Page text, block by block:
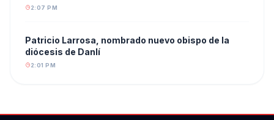
2:07 PM
Patricio Larrosa, nombrado nuevo obispo de la
diócesis de Danlí
2:01 PM